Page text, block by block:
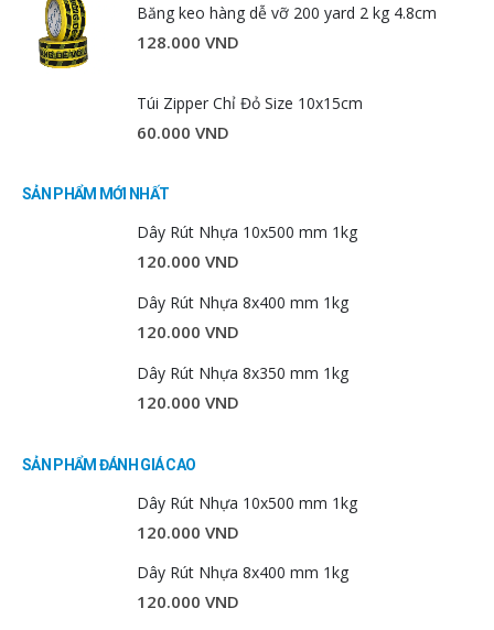
Băng keo hàng dễ vỡ 200 yard 2 kg 4.8cm
128.000 VND
Túi Zipper Chỉ Đỏ Size 10x15cm
60.000 VND
SẢN PHẨM MỚI NHẤT
Dây Rút Nhựa 10x500 mm 1kg
120.000 VND
Dây Rút Nhựa 8x400 mm 1kg
120.000 VND
Dây Rút Nhựa 8x350 mm 1kg
120.000 VND
SẢN PHẨM ĐÁNH GIÁ CAO
Dây Rút Nhựa 10x500 mm 1kg
120.000 VND
Dây Rút Nhựa 8x400 mm 1kg
120.000 VND